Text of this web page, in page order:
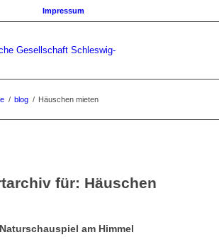
Impressum
/ blog / Häuschen mieten
für: Häuschen
am Himmel